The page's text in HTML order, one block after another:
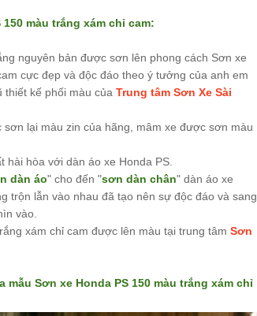
150 màu trắng xám chỉ cam:
nguyên bản được sơn lên phong cách Sơn xe
cực đẹp và độc đáo theo ý tưởng của anh em
thiết kế phối màu củaTrung tâm Sơn Xe Sài
lại màu zin của hãng, mâm xe được sơn màu
hòa với dàn áo xe Honda PS.
dàn áo" cho đến "sơn dàn chân" dàn áo xe
trộn lẫn vào nhau đã tạo nên sự độc đáo và sang
vào.
xám chỉ cam được lên màu tại trung tâmSơn
mẫu Sơn xe Honda PS 150 màu trắng xám chỉ